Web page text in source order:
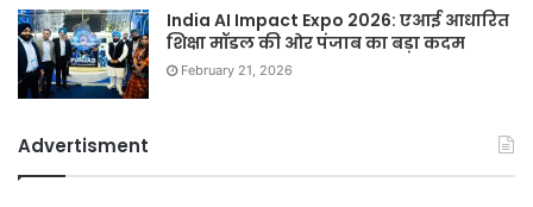
India AI Impact Expo 2026: एआई आधारित
शिक्षा मॉडल की ओर पंजाब का बड़ा कदम
February 21, 2026
Advertisment